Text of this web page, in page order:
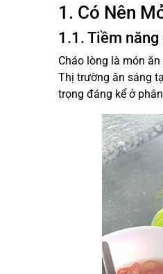
1. Có Nên
1.1. Tiềm
Cháo lòng là món
Thị trường ăn sáng
trọng đáng kể ở